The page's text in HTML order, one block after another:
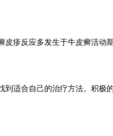
疹反应多发生于牛皮癣活动
适合自己的治疗方法。积极